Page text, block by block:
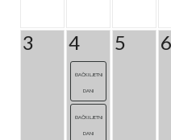
3 4
ĐAČKI LJETNI
DANI
ĐAČKI LJETNI
DANI
5 6